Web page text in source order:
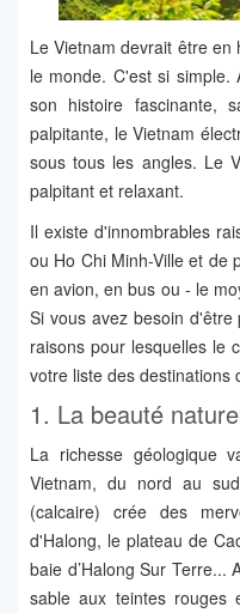
Le Vietnam devrait être
le monde. C'est si simple.
son histoire fascinante,
palpitante, le Vietnam
sous tous les angles. Le
palpitant et relaxant.
Il existe d'innombrables
ou Ho Chi Minh-Ville et de
en avion, en bus ou - le
Si vous avez besoin
raisons pour lesquelles le
votre liste des destinations
1. La beauté
La richesse géologique
Vietnam, du nord au
(calcaire) crée des
d'Halong, le plateau de
baie d’Halong Sur Terre...
sable aux teintes rouges